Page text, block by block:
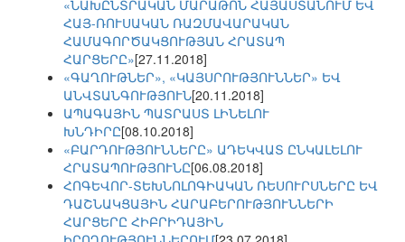
«ՆԱԽԸՆՏՐԱԿԱՆ ՄԱՐԱԹՈՆ ՀԱՅԱՍՏԱՆՈՒՄ ԵՎ
ՀԱՅ-ՌՈՒՍԱԿԱՆ ՌԱԶՄԱՎԱՐԱԿԱՆ
ՀԱՄԱԳՈՐԾԱԿՑՈՒԹՅԱՆ ՀՐԱՏԱՊ
ՀԱՐՑԵՐԸ»[27.11.2018]
«ԳԱՂՈՒԹՆԵՐ», «ԿԱՅՍՐՈՒԹՅՈՒՆՆԵՐ» ԵՎ
ԱՆՎՏԱՆԳՈՒԹՅՈՒՆ[20.11.2018]
ԱՊԱԳԱՅԻՆ ՊԱՏՐԱՍՏ ԼԻՆԵԼՈՒ
ԽՆԴԻՐԸ[08.10.2018]
«ԲԱՐԴՈՒԹՅՈՒՆՆԵՐԸ» ԱԴԵԿՎԱՏ ԸՆԿԱԼԵԼՈՒ
ՀՐԱՏԱՊՈՒԹՅՈՒՆԸ[06.08.2018]
ՀՈԳԵՎՈՐ-ՏԵԽՆՈԼՈԳԻԱԿԱՆ ՌԵՍՈՒՐՍՆԵՐԸ ԵՎ
ԴԱՇՆԱԿՑԱՅԻՆ ՀԱՐԱԲԵՐՈՒԹՅՈՒՆՆԵՐԻ
ՀԱՐՑԵՐԸ ՀԻԲՐԻԴԱՅԻՆ